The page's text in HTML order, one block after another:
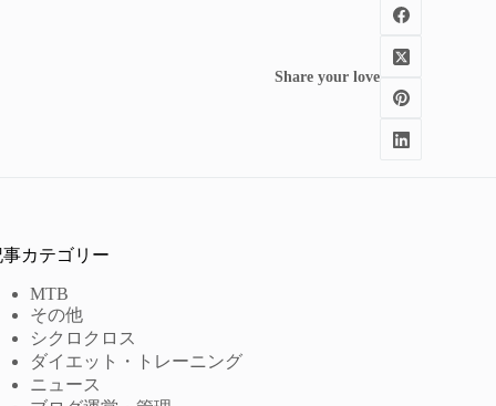
Share your love
事カテゴリー
MTB
その他
シクロクロス
ダイエット・トレーニング
ニュース